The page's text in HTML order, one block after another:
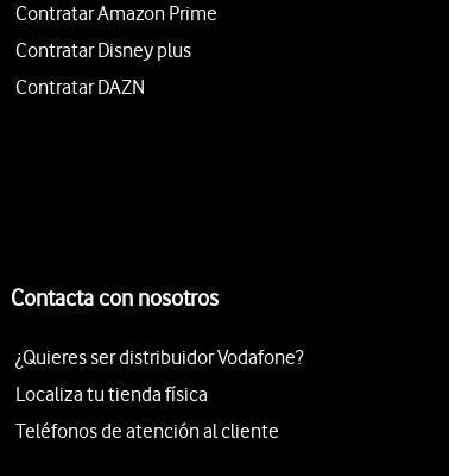
Contratar Amazon Prime
Contratar Disney plus
Contratar DAZN
Contacta con nosotros
¿Quieres ser distribuidor Vodafone?
Localiza tu tienda física
Teléfonos de atención al cliente